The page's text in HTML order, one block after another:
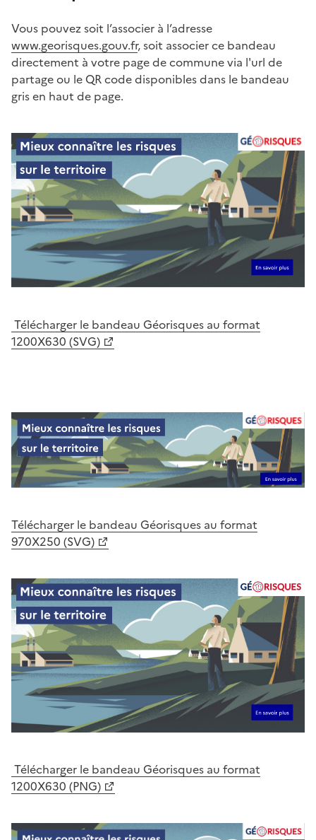
Vous pouvez soit l’associer à l’adresse
www.georisques.gouv.fr, soit associer ce bandeau
directement à votre page de commune via l'url de
partage ou le QR code disponibles dans le bandeau
gris en haut de page.
Télécharger le bandeau Géorisques au format
1200X630 (SVG)
Télécharger le bandeau Géorisques au format
970X250 (SVG)
Télécharger le bandeau Géorisques au format
1200X630 (PNG)